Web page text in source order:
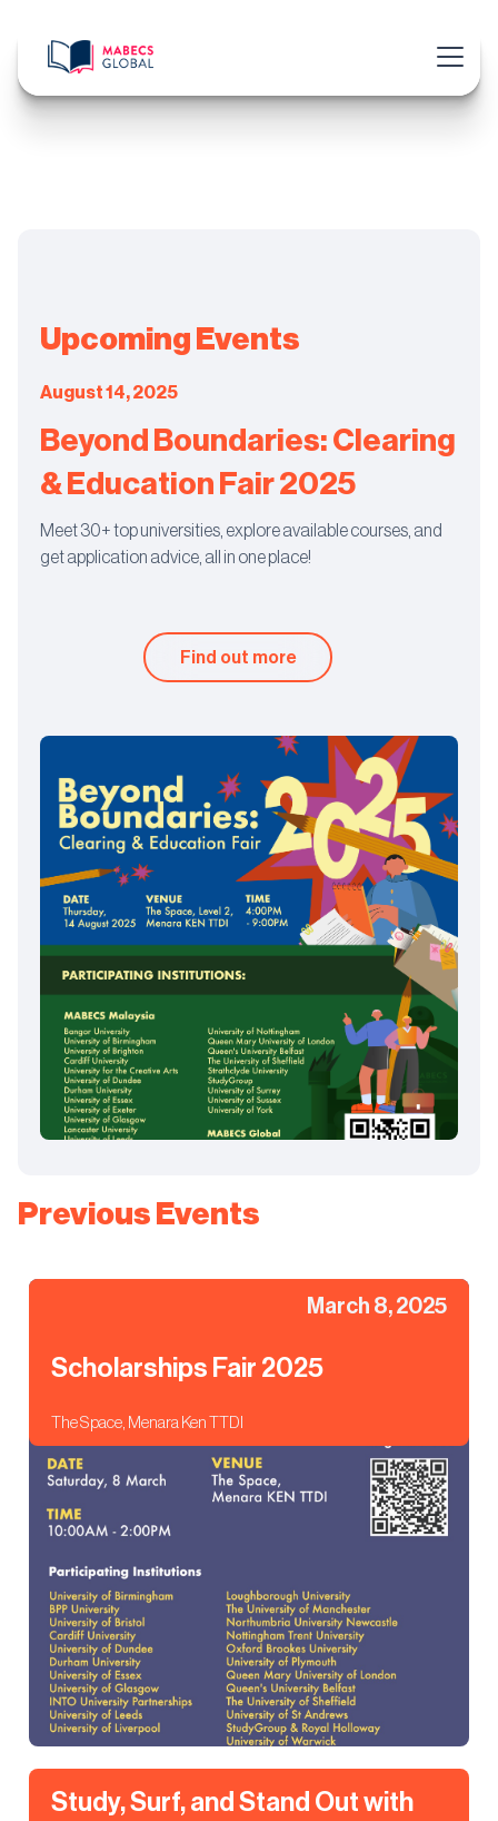
Upcoming Events
August 14, 2025
Beyond Boundaries: Clearing
& Education Fair 2025
Meet 30+ top universities, explore available courses, and
get application advice, all in one place!
Find out more
Previous Events
March 8, 2025
Scholarships Fair 2025
The Space, Menara Ken TTDI
Study, Surf, and Stand Out with